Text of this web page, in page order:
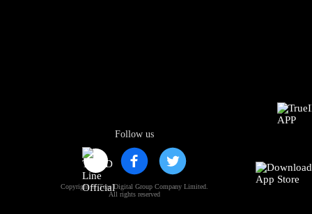
Follow us
Copyright © True Digital Group Company Limited.
All rights reserved